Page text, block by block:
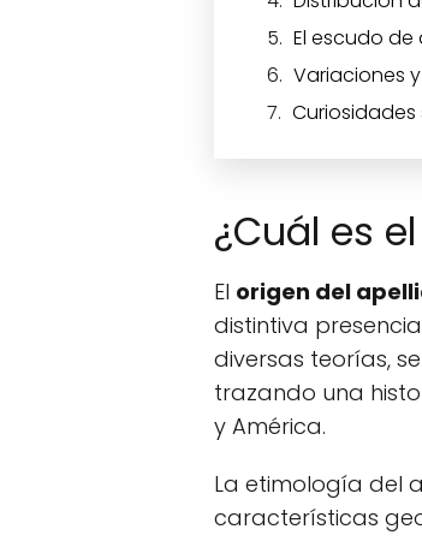
El escudo de
Variaciones
Curiosidades
¿Cuál es
El origen del
distintiva
diversas teorías,
trazando una
y América.
La etimología del
características